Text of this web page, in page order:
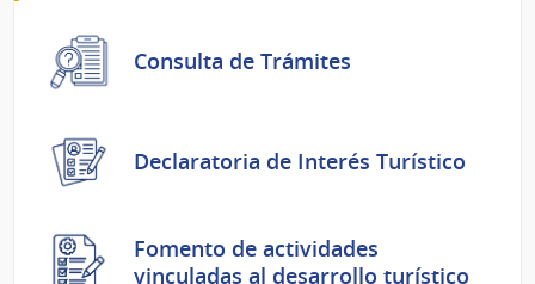
Consulta de Trámites
Declaratoria de Interés Turístico
Fomento de actividades
vinculadas al desarrollo turístico